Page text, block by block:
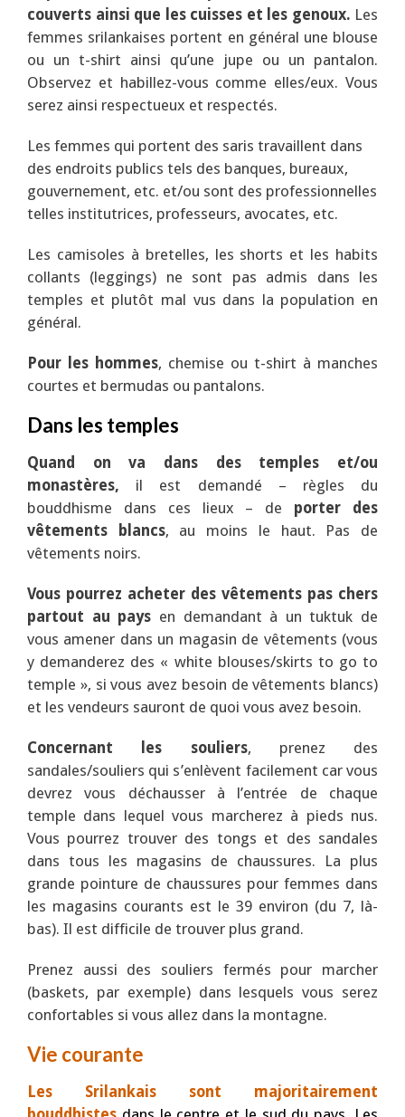
couverts ainsi que les cuisses et les genoux. Les
femmes srilankaises portent en général une blouse
ou un t-shirt ainsi qu’une jupe ou un pantalon.
Observez et habillez-vous comme elles/eux. Vous
serez ainsi respectueux et respectés.
Les femmes qui portent des saris travaillent dans
des endroits publics tels des banques, bureaux,
gouvernement, etc. et/ou sont des professionnelles
telles institutrices, professeurs, avocates, etc.
Les camisoles à bretelles, les shorts et les habits
collants (leggings) ne sont pas admis dans les
temples et plutôt mal vus dans la population en
général.
Pour les hommes, chemise ou t-shirt à manches
courtes et bermudas ou pantalons.
Dans les temples
Quand on va dans des temples et/ou
monastères, il est demandé – règles du
bouddhisme dans ces lieux – de porter des
vêtements blancs, au moins le haut. Pas de
vêtements noirs.
Vous pourrez acheter des vêtements pas chers
partout au pays en demandant à un tuktuk de
vous amener dans un magasin de vêtements (vous
y demanderez des « white blouses/skirts to go to
temple », si vous avez besoin de vêtements blancs)
et les vendeurs sauront de quoi vous avez besoin.
Concernant les souliers, prenez des
sandales/souliers qui s’enlèvent facilement car vous
devrez vous déchausser à l’entrée de chaque
temple dans lequel vous marcherez à pieds nus.
Vous pourrez trouver des tongs et des sandales
dans tous les magasins de chaussures. La plus
grande pointure de chaussures pour femmes dans
les magasins courants est le 39 environ (du 7, là-
bas). Il est difficile de trouver plus grand.
Prenez aussi des souliers fermés pour marcher
(baskets, par exemple) dans lesquels vous serez
confortables si vous allez dans la montagne.
Vie courante
Les Srilankais sont majoritairement